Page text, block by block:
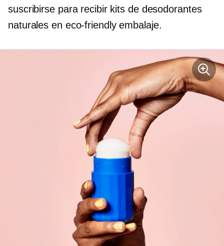
suscribirse para recibir kits de desodorantes
naturales en eco-friendlyembalaje.